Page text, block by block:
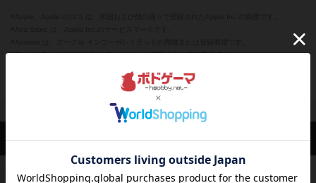
※Google Play とそのロゴは、Google Inc.の商標または登録商標です。
ボドとも一覧 みつお 閉じる
ボードゲームのプレイ履歴を記録し
て、
自分のデータを管理しませんか？
ボドゲーマTOP
ボードゲームを検索する